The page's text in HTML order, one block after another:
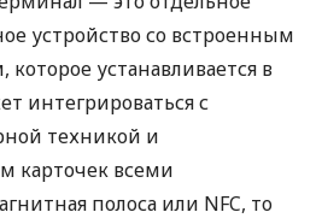
устройство со встроенным
устанавливается в
интегрироваться с
техникой и
карточек всеми
полоса или NFC, то